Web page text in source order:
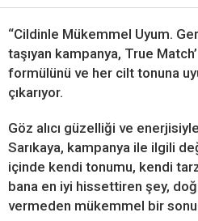
“Cildinle Mükemmel Uyum.
taşıyan kampanya, True
formülünü ve her cilt tonuna
çıkarıyor.
Göz alıcı güzelliği ve
Sarıkaya, kampanya ile ilgili
içinde kendi tonumu, kendi
bana en iyi hissettiren şey,
vermeden mükemmel bir